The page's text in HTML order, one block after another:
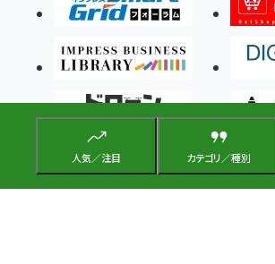
人気／注目 カテゴリ／種別